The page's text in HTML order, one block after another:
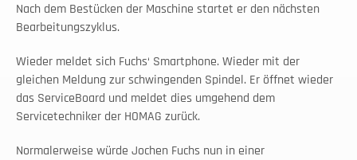
Nach dem Bestücken der Maschine startet er den nächsten
Bearbeitungszyklus.
Wieder meldet sich Fuchs‘ Smartphone. Wieder mit der
gleichen Meldung zur schwingenden Spindel. Er öffnet wieder
das ServiceBoard und meldet dies umgehend dem
Servicetechniker der HOMAG zurück.
Normalerweise würde Jochen Fuchs nun in einer